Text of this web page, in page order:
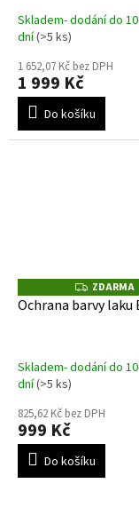
Skladem- dodání do
dní(>5 ks)
1 652,07 Kč bez DPH
1 999 Kč
Do košíku
Z
D
A
ZDARMA
Ochrana barvy
Skladem- dodání do
dní(>5 ks)
825,62 Kč bez DPH
999 Kč
Do košíku